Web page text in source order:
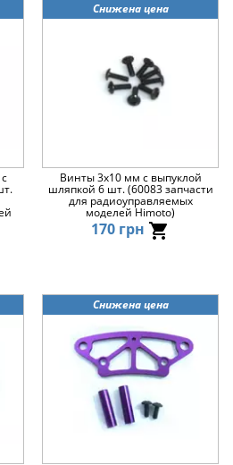
Снижена цена
Винты 3х10 мм с выпуклой
шляпкой 6 шт. (60083 запчасти
для радиоуправляемых
моделей Himoto)
170 грн
Снижена цена